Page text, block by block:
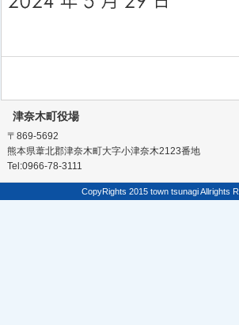
津奈木町役場
〒869-5692
熊本県葦北郡津奈木町大字小津奈木2123番地
Tel:0966-78-3111
CopyRights 2015 town tsunagi Allrights